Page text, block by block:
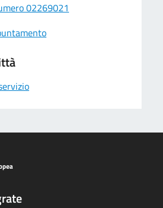
02269021